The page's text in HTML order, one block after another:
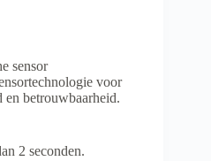
sensor
voor
betrouwbaarheid.
2 seconden.